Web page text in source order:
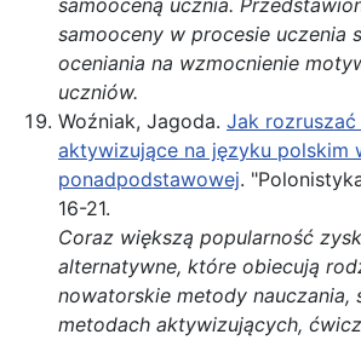
samooceną ucznia.
samooceny w procesie uczenia
oceniania na wzmocnienie
uczniów.
Woźniak, Jagoda. Jak
aktywizujące na języku polskim
ponadpodstawowej.
16-21.
Coraz większą popularność
alternatywne, które obiecują
nowatorskie metody nauczania,
metodach aktywizujących,